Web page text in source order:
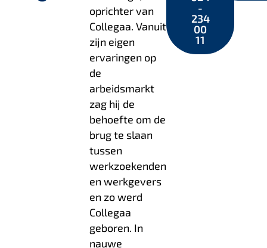
oprichter van
Collegaa. Vanuit
zijn eigen
ervaringen op
de
arbeidsmarkt
zag hij de
behoefte om de
brug te slaan
tussen
werkzoekenden
en werkgevers
en zo werd
Collegaa
geboren. In
nauwe
-
234
00
11